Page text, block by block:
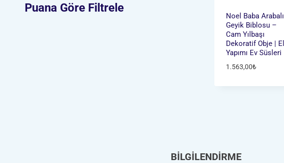
Noel Baba Arabalı
Geyik Biblosu –
Cam Yılbaşı
Dekoratif Obje | El
Yapımı Ev Süsleri
1.563,00₺
Puana Göre Filtrele
BİLGİLENDİRME